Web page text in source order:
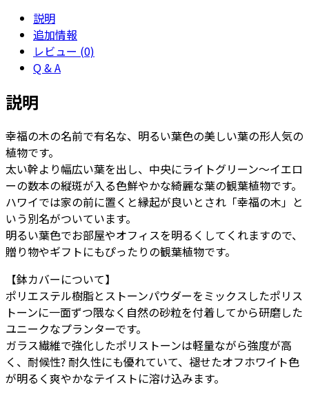
福
木）
8
号
バ
ル
キ
ュ
ー
40
カ
ラ
ー
個
説明
追加情報
レビュー (0)
Q & A
説明
幸福の木の名前で有名な、明るい葉色の美しい葉の形人気の
植物です。
太い幹より幅広い葉を出し、中央にライトグリーン～イエロ
ーの数本の縦斑が入る色鮮やかな綺麗な葉の観葉植物です。
ハワイでは家の前に置くと縁起が良いとされ「幸福の木」と
いう別名がついています。
明るい葉色でお部屋やオフィスを明るくしてくれますので、
贈り物やギフトにもぴったりの観葉植物です。
【鉢カバーについて】
ポリエステル樹脂とストーンパウダーをミックスしたポリス
トーンに一面ずつ隈なく自然の砂粒を付着してから研磨した
ユニークなプランターです。
ガラス繊維で強化したポリストーンは軽量ながら強度が高
く、耐候性? 耐久性にも優れていて、褪せたオフホワイト色
が明るく爽やかなテイストに溶け込みます。